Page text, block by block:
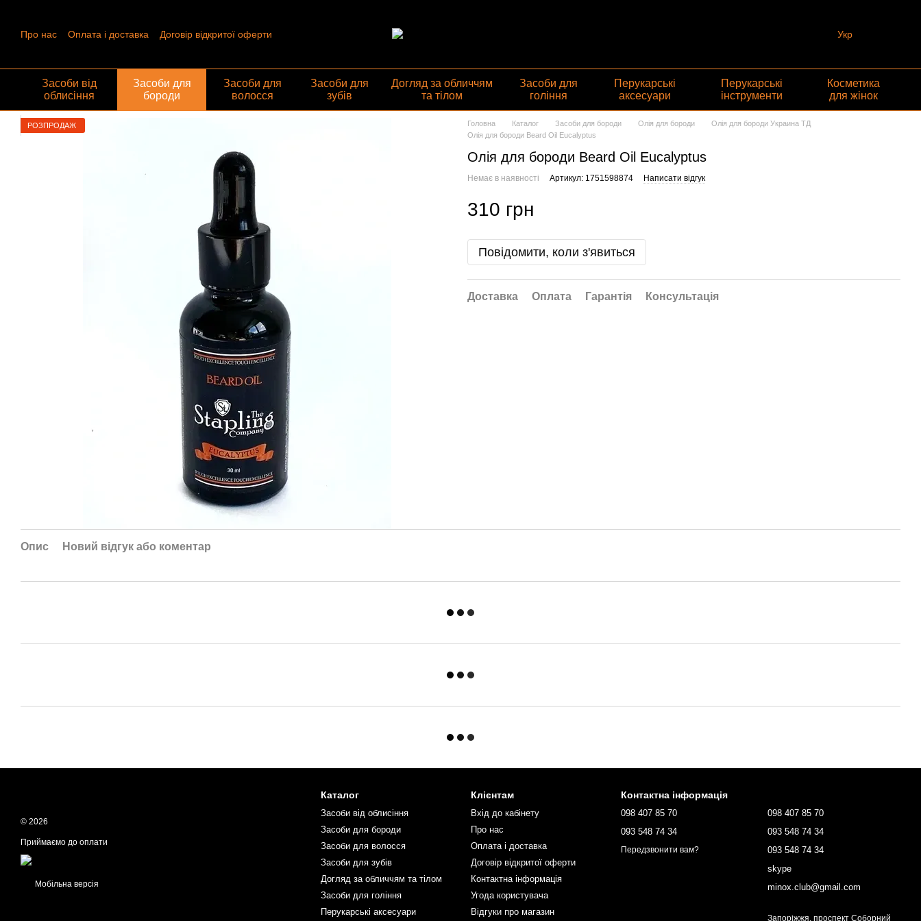
Про нас Оплата і доставка
Договір відкритої оферти
Укр
Засоби від
облисіння
Засоби для
бороди
Засоби для
волосся
Засоби для
зубів
Догляд за обличчям
та тілом
Засоби для
гоління
Перукарські
аксесуари
Перукарські
інструменти
Косметика
для жінок
РОЗПРОДАЖ Головна Каталог Засоби для бороди Олія для бороди
Олія для бороди Украина ТД
Олія для бороди Beard Oil Eucalyptus
Олія для бороди Beard Oil Eucalyptus
Немає в наявності Артикул: 1751598874 Написати відгук
310 грн
Повідомити, коли з'явиться
Доставка Оплата Гарантія Консультація
Опис Новий відгук або коментар
© 2026
Приймаємо до оплати
Мобільна версія
Каталог
Засоби від облисіння
Засоби для бороди
Засоби для волосся
Засоби для зубів
Догляд за обличчям та тілом
Засоби для гоління
Перукарські аксесуари
Клієнтам
Вхід до кабінету
Про нас
Оплата і доставка
Договір відкритої оферти
Контактна інформація
Угода користувача
Відгуки про магазин
Контактна інформація
098 407 85 70
093 548 74 34
Передзвонити вам?
098 407 85 70
093 548 74 34
093 548 74 34
skype
minox.club@gmail.com
Запоріжжя, проспект Соборний